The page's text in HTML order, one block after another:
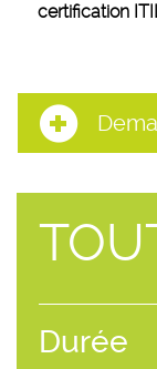
certification
Durée